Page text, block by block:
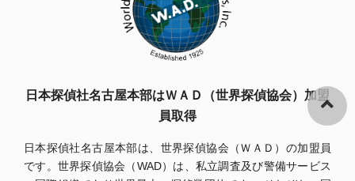
日本探偵社名古屋本部はＷＡＤ（世界探偵協会）加盟
員取得
日本探偵社名古屋本部は、世界探偵協会（ＷＡＤ）の加盟員
です。世界探偵協会（WAD）は、私立調査及び警備サービス